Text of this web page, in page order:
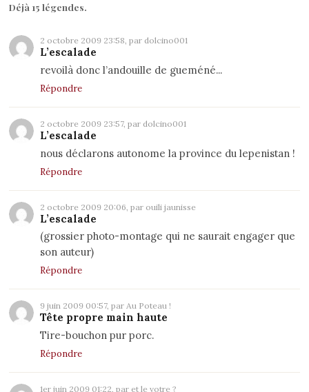
Déjà 15 légendes.
2 octobre 2009 23:58, par dolcino001
L’escalade
revoilà donc l’andouille de gueméné...
Répondre
2 octobre 2009 23:57, par dolcino001
L’escalade
nous déclarons autonome la province du lepenistan !
Répondre
2 octobre 2009 20:06, par ouili jaunisse
L’escalade
(grossier photo-montage qui ne saurait engager que
son auteur)
Répondre
9 juin 2009 00:57, par Au Poteau !
Tête propre main haute
Tire-bouchon pur porc.
Répondre
1er juin 2009 01:22, par et le votre ?